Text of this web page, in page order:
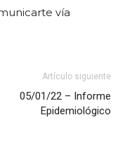
vía
Artículo siguiente
05/01/22 – Informe
Epidemiológico